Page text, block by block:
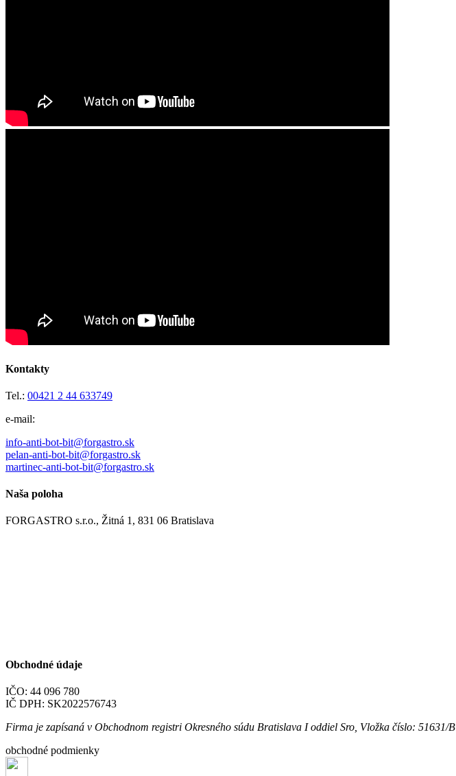
Kontakty
Tel.: 00421 2 44 633749
e-mail:
info-anti-bot-bit@forgastro.sk
pelan-anti-bot-bit@forgastro.sk
martinec-anti-bot-bit@forgastro.sk
Naša poloha
FORGASTRO s.r.o., Žitná 1, 831 06 Bratislava
Obchodné údaje
IČO: 44 096 780
IČ DPH: SK2022576743
Firma je zapísaná v Obchodnom registri Okresného súdu Bratislava I oddiel Sro, Vložka číslo: 51631/B
obchodné podmienky